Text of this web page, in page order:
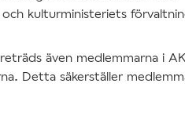
kulturministeriets
även medlemmarna i
Detta säkerställer